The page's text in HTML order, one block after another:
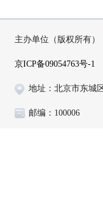
主办单位（版权所有
京ICP备09054763号-1
地址：北京市东城
邮编：100006